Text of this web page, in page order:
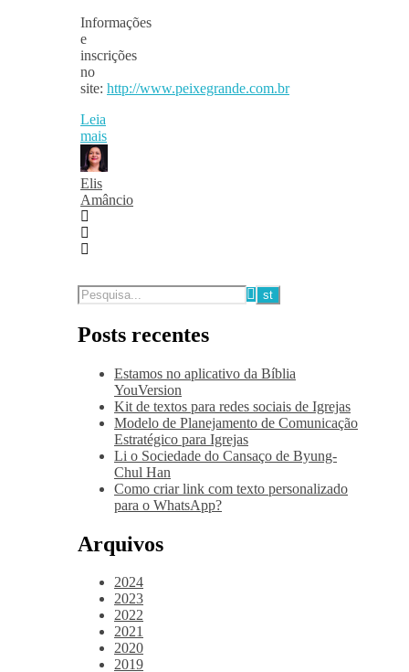
Informações
e
inscrições
no
site: http://www.peixegrande.com.br
Leia
mais
Elis
Amâncio
Posts recentes
Estamos no aplicativo da Bíblia
YouVersion
Kit de textos para redes sociais de Igrejas
Modelo de Planejamento de Comunicação
Estratégico para Igrejas
Li o Sociedade do Cansaço de Byung-
Chul Han
Como criar link com texto personalizado
para o WhatsApp?
Arquivos
2024
2023
2022
2021
2020
2019